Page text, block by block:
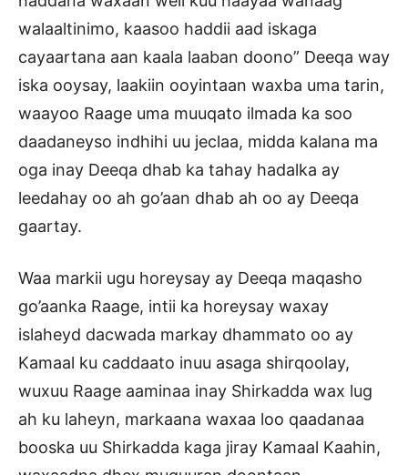
walaaltinimo, kaasoo haddii aad iskaga
cayaartana aan kaala laaban doono” Deeqa way
iska ooysay, laakiin ooyintaan waxba uma tarin,
waayoo Raage uma muuqato ilmada ka soo
daadaneyso indhihi uu jeclaa, midda kalana ma
oga inay Deeqa dhab ka tahay hadalka ay
leedahay oo ah go’aan dhab ah oo ay Deeqa
gaartay.
Waa markii ugu horeysay ay Deeqa maqasho
go’aanka Raage, intii ka horeysay waxay
islaheyd dacwada markay dhammato oo ay
Kamaal ku caddaato inuu asaga shirqoolay,
wuxuu Raage aaminaa inay Shirkadda wax lug
ah ku laheyn, markaana waxaa loo qaadanaa
booska uu Shirkadda kaga jiray Kamaal Kaahin,